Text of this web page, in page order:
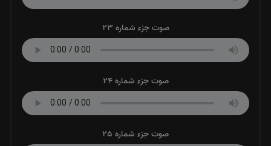
صوت جزء شماره 23
صوت جزء شماره 24
صوت جزء شماره 25